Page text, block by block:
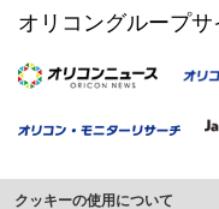
オリコングループサ
クッキーの使用について